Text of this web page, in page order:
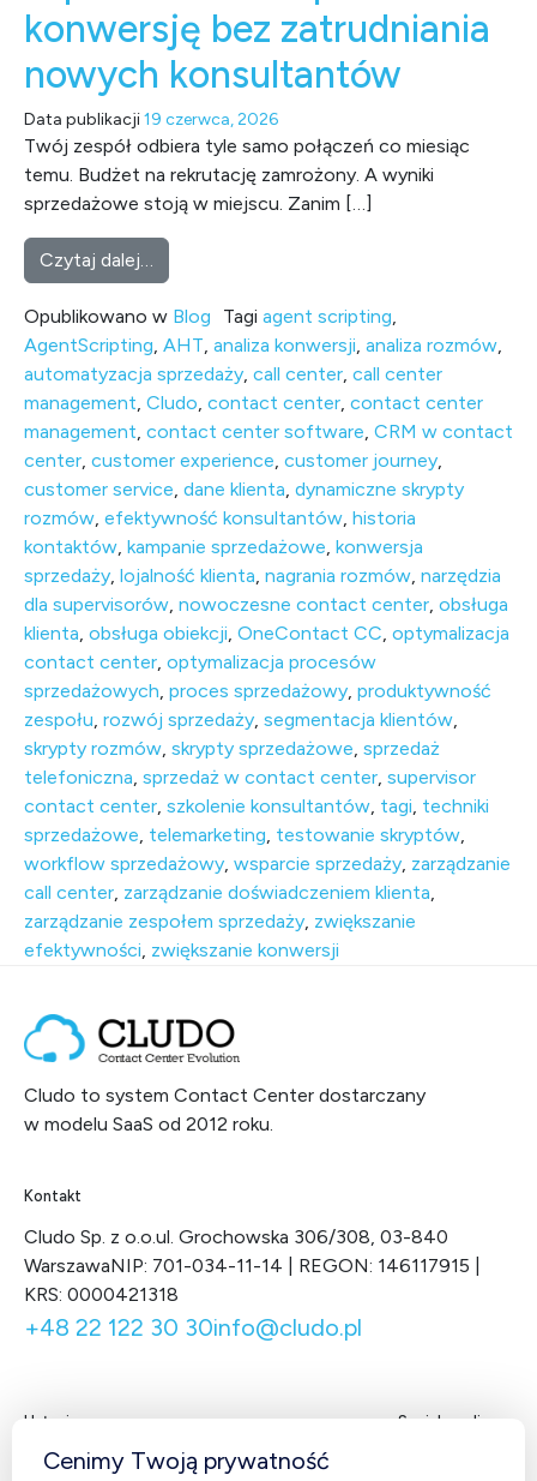
konwersję bez zatrudniania
nowych konsultantów
Data publikacji19 czerwca, 2026
Twój zespół odbiera tyle samo połączeń co miesiąc
temu. Budżet na rekrutację zamrożony. A wyniki
sprzedażowe stoją w miejscu. Zanim […]
Czytaj dalej…
Opublikowano w Blog Tagi agent scripting,
AgentScripting, AHT, analiza konwersji, analiza rozmów,
automatyzacja sprzedaży, call center, call center
management, Cludo, contact center, contact center
management, contact center software, CRM w contact
center, customer experience, customer journey,
customer service, dane klienta, dynamiczne skrypty
rozmów, efektywność konsultantów, historia
kontaktów, kampanie sprzedażowe, konwersja
sprzedaży, lojalność klienta, nagrania rozmów, narzędzia
dla supervisorów, nowoczesne contact center, obsługa
klienta, obsługa obiekcji, OneContact CC, optymalizacja
contact center, optymalizacja procesów
sprzedażowych, proces sprzedażowy, produktywność
zespołu, rozwój sprzedaży, segmentacja klientów,
skrypty rozmów, skrypty sprzedażowe, sprzedaż
telefoniczna, sprzedaż w contact center, supervisor
contact center, szkolenie konsultantów, tagi, techniki
sprzedażowe, telemarketing, testowanie skryptów,
workflow sprzedażowy, wsparcie sprzedaży, zarządzanie
call center, zarządzanie doświadczeniem klienta,
zarządzanie zespołem sprzedaży, zwiększanie
efektywności, zwiększanie konwersji
Cludo to system Contact Center dostarczany
w modelu SaaS od 2012 roku.
Kontakt
Cludo Sp. z o.o.ul. Grochowska 306/308, 03-840
WarszawaNIP: 701-034-11-14 | REGON: 146117915 |
KRS: 0000421318
+48 22 122 30 30info@cludo.pl
Usługi
Contact Center
Social media
Cenimy Twoją prywatność